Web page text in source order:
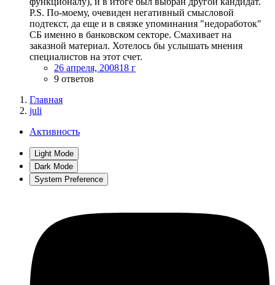
P.S. По-моему, очевиден негативный смысловой
подтекст, да еще и в связке упоминания "недоработок"
СБ именно в банковском секторе. Смахивает на
заказной материал. Хотелось бы услышать мнения
специалистов на этот счет.
26 апреля, 200818 г
9 ответов
Главная
juli
Активность
Light Mode
Dark Mode
System Preference